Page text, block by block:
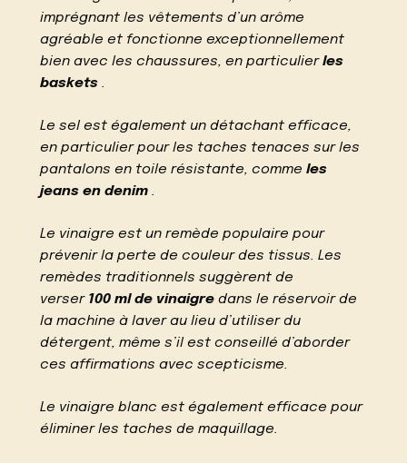
imprégnant les vêtements d’un arôme
agréable et fonctionne exceptionnellement
bien avec les chaussures, en particulierles
baskets .
Le sel est également un détachant efficace,
en particulier pour les taches tenaces sur les
pantalons en toile résistante, commeles
jeans en denim .
Le vinaigre est un remède populaire pour
prévenir la perte de couleur des tissus. Les
remèdes traditionnels suggèrent de
verser 100 ml de vinaigre dans le réservoir de
la machine à laver au lieu d’utiliser du
détergent, même s’il est conseillé d’aborder
ces affirmations avec scepticisme.
Le vinaigre blanc est également efficace pour
éliminer les taches de maquillage.